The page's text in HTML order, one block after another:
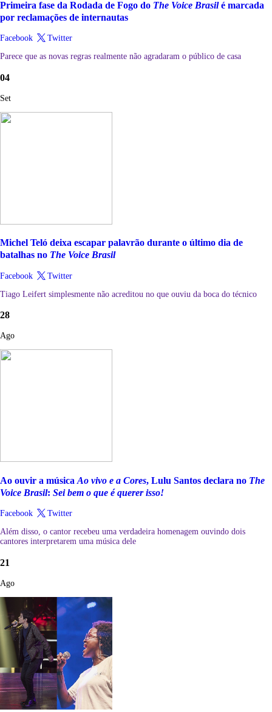
Primeira fase da Rodada de Fogo do The Voice Brasilé marcada
por reclamações de internautas
Facebook
Twitter
Parece que as novas regras realmente não agradaram o público de casa
04
Set
Michel Teló deixa escapar palavrão durante o último dia de
batalhas no The Voice Brasil
Facebook
Twitter
Tiago Leifert simplesmente não acreditou no que ouviu da boca do técnico
28
Ago
Ao ouvir a músicaAo vivo e a Cores, Lulu Santos declara no The
Voice Brasil: Sei bem o que é querer isso!
Facebook
Twitter
Além disso, o cantor recebeu uma verdadeira homenagem ouvindo dois
cantores interpretarem uma música dele
21
Ago